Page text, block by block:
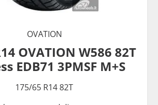
OVATION
OVATION W586 82T
EDB71 3PMSF M+S
175/65 R14 82T